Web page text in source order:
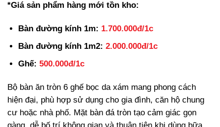
*Giá sản phẩm hàng mới tồn kho:
Bàn đường kính 1m: 1.700.000đ/1c
Bàn đường kính 1m2: 2.000.000đ/1c
Ghế: 500.000đ/1c
Bộ bàn ăn tròn 6 ghế bọc da xám mang phong cách
hiện đại, phù hợp sử dụng cho gia đình, căn hộ chung
cư hoặc nhà phố. Mặt bàn đá tròn tạo cảm giác gọn